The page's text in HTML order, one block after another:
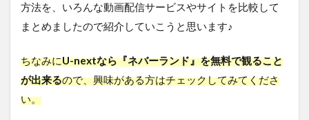
方法を、いろんな動画配信サービスやサイトを比較して
まとめましたので紹介していこうと思います♪
ちなみにU-nextなら『ネバーランド』を無料で観ること
が出来るので、興味がある方はチェックしてみてくださ
い。